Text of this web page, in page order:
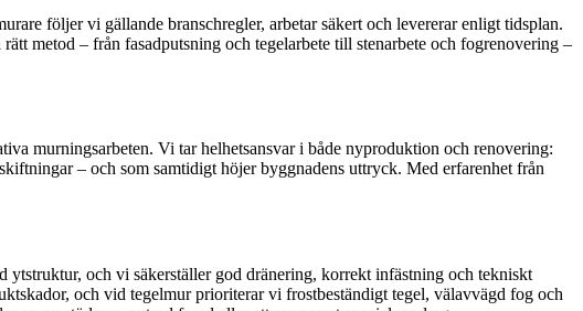
följer vi gällande branschregler, arbetar säkert och levererar enligt tidsplan.
metod – från fasadputsning och tegelarbete till stenarbete och fogrenovering –
murningsarbeten. Vi tar helhetsansvar i både nyproduktion och renovering:
– och som samtidigt höjer byggnadens uttryck. Med erfarenhet från
ytstruktur, och vi säkerställer god dränering, korrekt infästning och tekniskt
och vid tegelmur prioriterar vi frostbeständigt tegel, välavvägd fog och